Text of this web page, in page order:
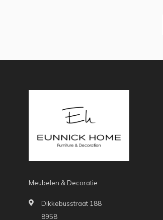
Meubelen & Decoratie
Dikkebusstraat 188
8958